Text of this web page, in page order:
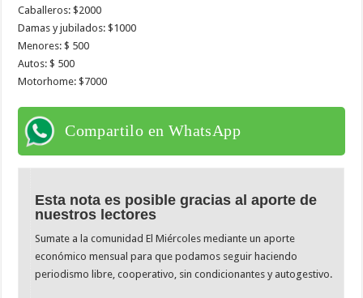
Caballeros: $2000
Damas y jubilados: $1000
Menores: $ 500
Autos: $ 500
Motorhome: $7000
Compartilo en WhatsApp
Esta nota es posible gracias al aporte de
nuestros lectores
Sumate a la comunidad El Miércoles mediante un aporte
económico mensual para que podamos seguir haciendo
periodismo libre, cooperativo, sin condicionantes y autogestivo.